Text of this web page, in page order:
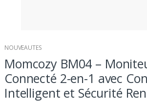
NOUVEAUTES
Momcozy BM04 –
Connecté 2-en-1 avec
Intelligent et Sécurité